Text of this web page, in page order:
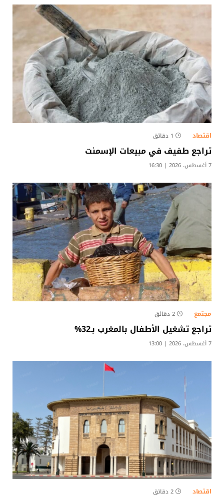
اقتصاد 1 دقائق
تراجع طفيف في مبيعات الإسمنت
7 أغسطس، 2026 | 16:30
مجتمع 2 دقائق
تراجع تشغيل الأطفال بالمغرب بـ32%
7 أغسطس، 2026 | 13:00
اقتصاد 2 دقائق